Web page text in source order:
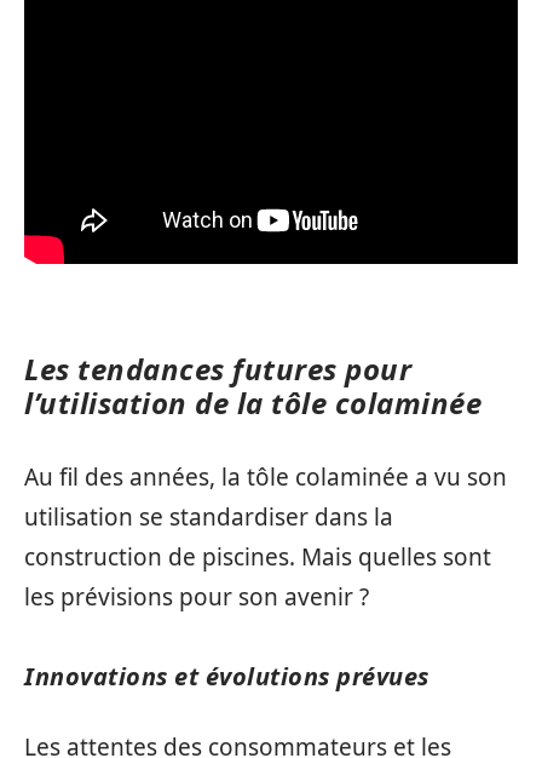
Les tendances futures pour
l’utilisation de la tôle colaminée
Au fil des années, la tôle colaminée a vu son
utilisation se standardiser dans la
construction de piscines. Mais quelles sont
les prévisions pour son avenir ?
Innovations et évolutions prévues
Les attentes des consommateurs et les